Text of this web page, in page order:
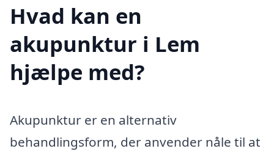
Hvad kan en
akupunktur i Lem
hjælpe med?
Akupunktur er en alternativ
behandlingsform, der anvender nåle til at